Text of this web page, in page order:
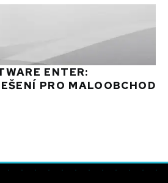
ENTER:
PRO MALOOBCHOD